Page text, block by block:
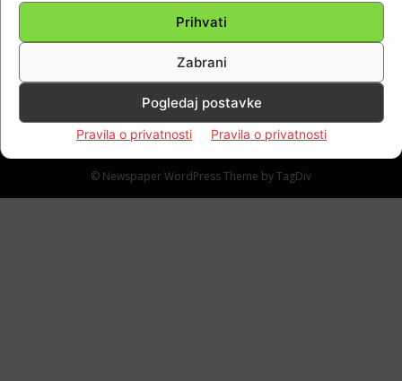
Prihvati
Zabrani
Pogledaj postavke
Pravila o privatnosti Pravila o privatnosti
poginuo je Dražen Petrović, Hrvatski
košarkaški Mozart…
Impressum Kontaktirajte nas Pravila o privatnosti
© Newspaper WordPress Theme by TagDiv